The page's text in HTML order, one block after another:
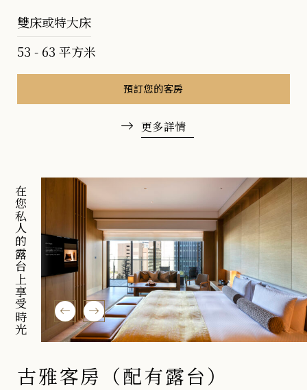
雙床或特大床
53 - 63 平方米
預訂您的客房
更多詳情
古雅客房（配有露台）
在您私人的露台上享受時光